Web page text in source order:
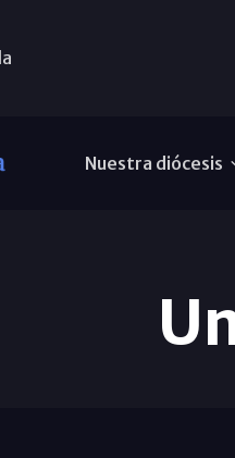
Nuestra diócesis